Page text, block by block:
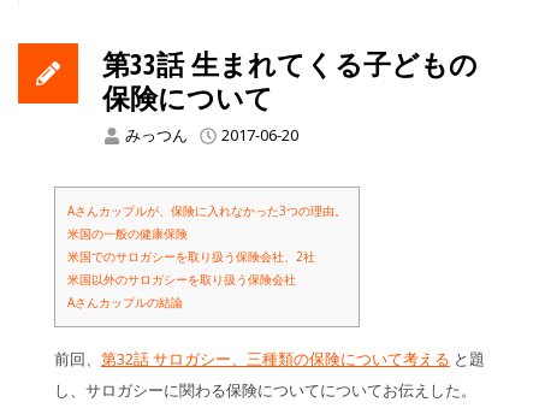
第33話 生まれてくる子どもの
保険について
みっつん 2017-06-20
Aさんカップルが、保険に入れなかった3つの理由。
米国の一般の健康保険
米国でのサロガシーを取り扱う保険会社、2社
米国以外のサロガシーを取り扱う保険会社
Aさんカップルの結論
前回、 第32話 サロガシー、三種類の保険について考える と題
し、サロガシーに関わる保険についてについてお伝えした。